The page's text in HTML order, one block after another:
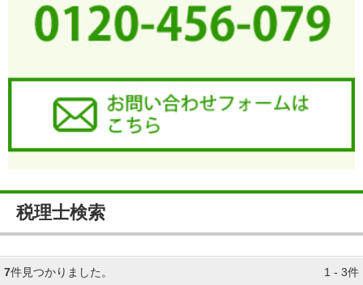
税理士検索
7件見つかりました。 1 - 3件